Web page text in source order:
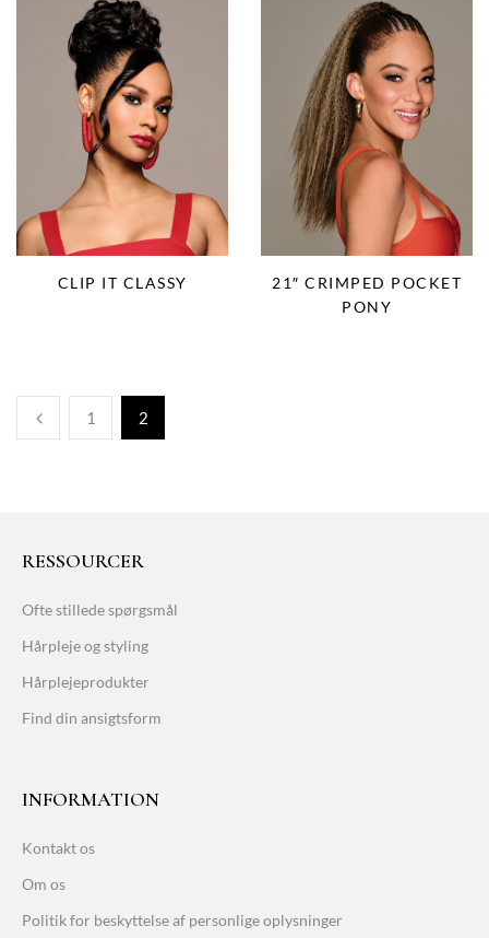
CLIP IT CLASSY
21″ CRIMPED POCKET
PONY
1 2
RESSOURCER
Ofte stillede spørgsmål
Hårpleje og styling
Hårplejeprodukter
Find din ansigtsform
INFORMATION
Kontakt os
Om os
Politik for beskyttelse af personlige oplysninger